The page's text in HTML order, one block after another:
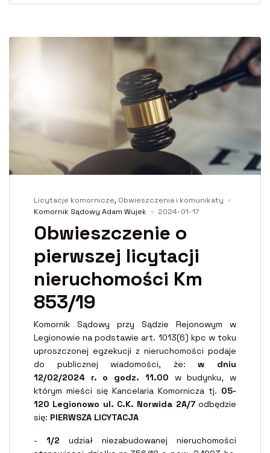
Licytacje komornicze, Obwieszczenia i komunikaty
Komornik Sądowy Adam Wujek
2024-01-17
Obwieszczenie o
pierwszej licytacji
nieruchomości Km
853/19
Komornik Sądowy przy Sądzie Rejonowym w
Legionowie na podstawie art. 1013(6) kpc w toku
uproszczonej egzekucji z nieruchomości podaje
do publicznej wiadomości, że:w dniu
12/02/2024 r. o godz. 11.00 w budynku, w
którym mieści się Kancelaria Komornicza tj. 05-
120 Legionowo ul. C.K. Norwida 2A/7odbędzie
się: PIERWSZA LICYTACJA
- 1/2 udział niezabudowanej nieruchomości